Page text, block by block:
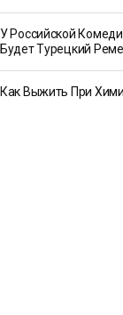
У Российской
Будет Турецкий
Как Выжить При